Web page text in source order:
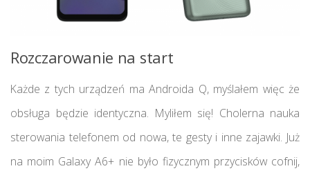
Rozczarowanie na start
Każde z tych urządzeń ma Androida Q, myślałem więc że
obsługa będzie identyczna. Myliłem się! Cholerna nauka
sterowania telefonem od nowa, te gesty i inne zajawki. Już
na moim Galaxy A6+ nie było fizycznym przycisków cofnij,